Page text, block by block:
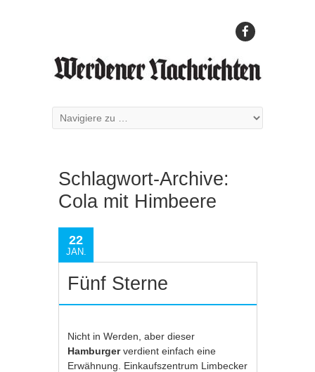
Schlagwort-Archive:
Cola mit Himbeere
22
JAN.
Fünf Sterne
Nicht in Werden, aber dieser
Hamburgerverdient einfach eine
Erwähnung. Einkaufszentrum Limbecker